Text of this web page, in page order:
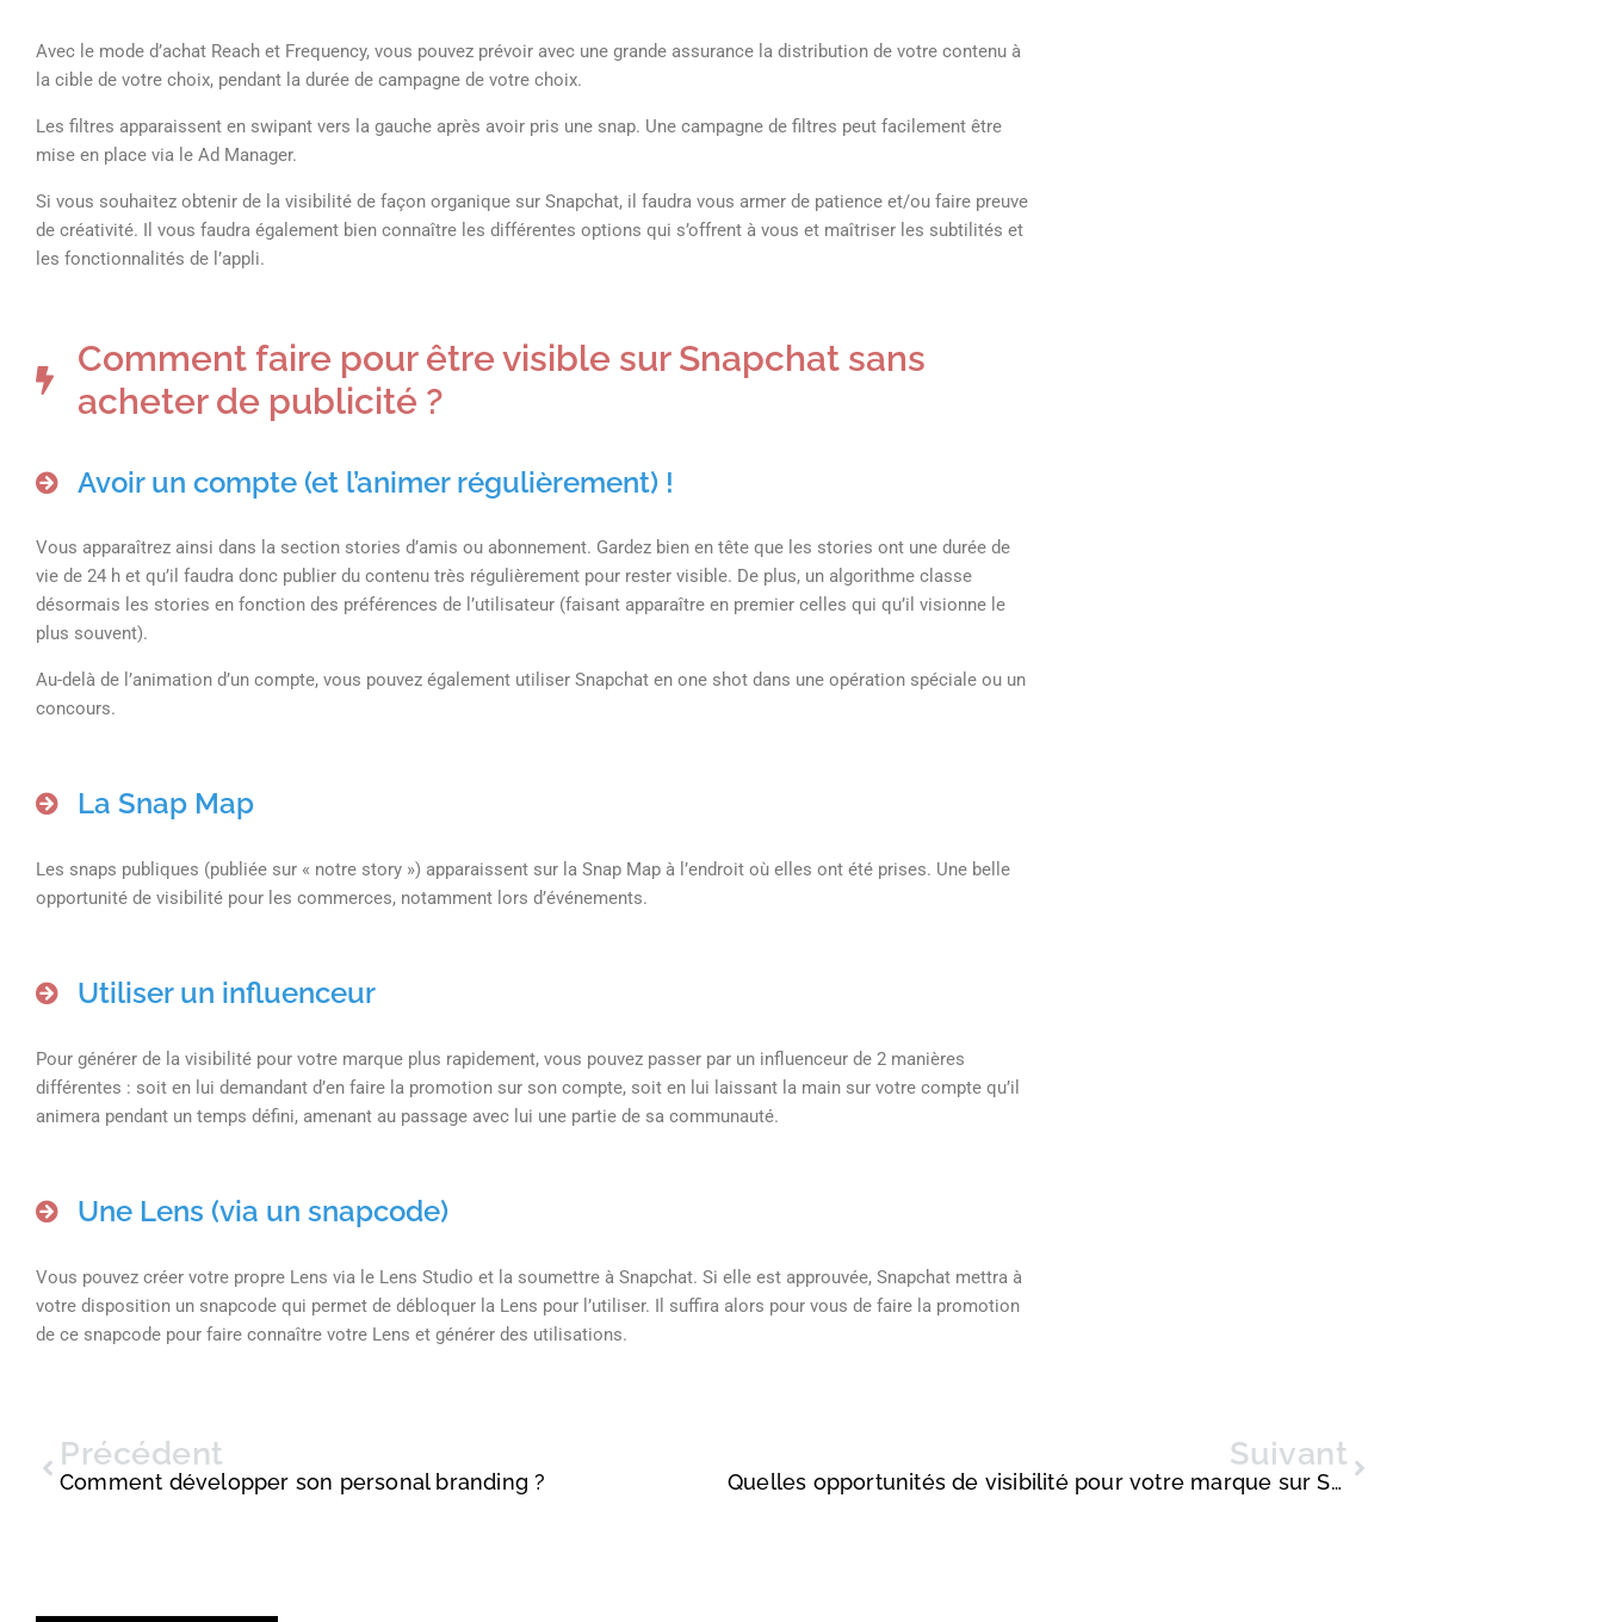
Avec le mode d’achat Reach et Frequency, vous pouvez prévoir avec une grande assurance la distribution de votre contenu à
la cible de votre choix, pendant la durée de campagne de votre choix.
Les filtres apparaissent en swipant vers la gauche après avoir pris une snap. Une campagne de filtres peut facilement être
mise en place via le Ad Manager.
Si vous souhaitez obtenir de la visibilité de façon organique sur Snapchat, il faudra vous armer de patience et/ou faire preuve
de créativité. Il vous faudra également bien connaître les différentes options qui s’offrent à vous et maîtriser les subtilités et
les fonctionnalités de l’appli.
Comment faire pour être visible sur Snapchat sans
acheter de publicité ?
Avoir un compte (et l’animer régulièrement) !
Vous apparaîtrez ainsi dans la section stories d’amis ou abonnement. Gardez bien en tête que les stories ont une durée de
vie de 24 h et qu’il faudra donc publier du contenu très régulièrement pour rester visible. De plus, un algorithme classe
désormais les stories en fonction des préférences de l’utilisateur (faisant apparaître en premier celles qui qu’il visionne le
plus souvent).
Au-delà de l’animation d’un compte, vous pouvez également utiliser Snapchat en one shot dans une opération spéciale ou un
concours.
La Snap Map
Les snaps publiques (publiée sur « notre story ») apparaissent sur la Snap Map à l’endroit où elles ont été prises. Une belle
opportunité de visibilité pour les commerces, notamment lors d’événements.
Utiliser un influenceur
Pour générer de la visibilité pour votre marque plus rapidement, vous pouvez passer par un influenceur de 2 manières
différentes : soit en lui demandant d’en faire la promotion sur son compte, soit en lui laissant la main sur votre compte qu’il
animera pendant un temps défini, amenant au passage avec lui une partie de sa communauté.
Une Lens (via un snapcode)
Vous pouvez créer votre propre Lens via le Lens Studio et la soumettre à Snapchat. Si elle est approuvée, Snapchat mettra à
votre disposition un snapcode qui permet de débloquer la Lens pour l’utiliser. Il suffira alors pour vous de faire la promotion
de ce snapcode pour faire connaître votre Lens et générer des utilisations.
Précédent
Comment développer son personal branding ?
Suivant
Quelles opportunités de visibilité pour votre marque sur Snapchat ?